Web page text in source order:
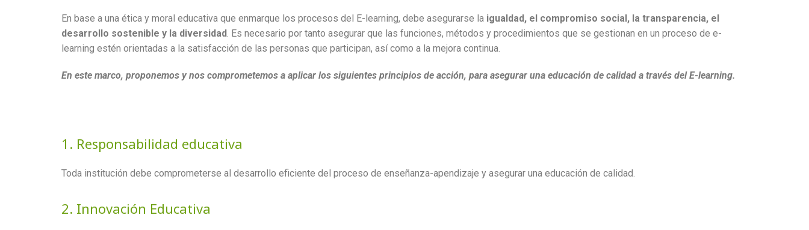
En base a una ética y moral educativa que enmarque los procesos del E-learning, debe asegurarse la igualdad, el compromiso social, la transparencia, el
desarrollo sostenible y la diversidad. Es necesario por tanto asegurar que las funciones, métodos y procedimientos que se gestionan en un proceso de e-
learning estén orientadas a la satisfacción de las personas que participan, así como a la mejora continua.
En este marco, proponemos y nos comprometemos a aplicar los siguientes principios de acción, para asegurar una educación de calidad a través del E-learning.
1. Responsabilidad educativa
Toda institución debe comprometerse al desarrollo eficiente del proceso de enseñanza-apendizaje y asegurar una educación de calidad.
2. Innovación Educativa